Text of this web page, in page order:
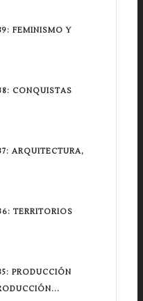
FEMINISMO Y
CONQUISTAS
ARQUITECTURA,
TERRITORIOS
PRODUCCIÓN